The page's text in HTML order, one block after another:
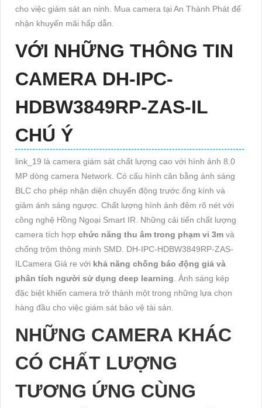
cho việc giám sát an ninh. Mua camera tại An Thành Phát để
nhận khuyến mãi hấp dẫn.
VỚI NHỮNG THÔNG TIN
CAMERA DH-IPC-
HDBW3849RP-ZAS-IL
CHÚ Ý
link_19 là camera giám sát chất lượng cao với hình ảnh 8.0
MP dòng camera Network. Có cấu hình cân bằng ánh sáng
BLC cho phép nhận diện chuyển động trước ống kính và
giảm ánh sáng ngược. Chất lượng hình ảnh đêm rõ nét với
công nghệ Hồng Ngoại Smart IR. Những cải tiến chất lượng
camera tích hợp chức năng thu âm trong phạm vi 3m và
chống trộm thông minh SMD. DH-IPC-HDBW3849RP-ZAS-
ILCamera Giá re với khả năng chống báo động giả và
phân tích người sử dụng deep learning . Ánh sáng kép
đặc biệt khiến camera trở thành một trong những lựa chọn
hàng đầu cho việc giám sát bảo vệ tài sản.
NHỮNG CAMERA KHÁC
CÓ CHẤT LƯỢNG
TƯƠNG ỨNG CÙNG